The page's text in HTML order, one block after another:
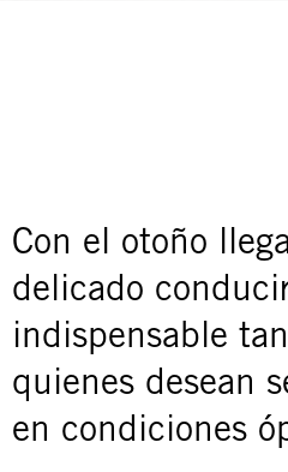
Con el otoño
delicado
indispensable
quienes desean
en condiciones